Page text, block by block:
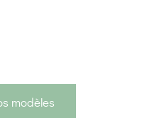
modèles